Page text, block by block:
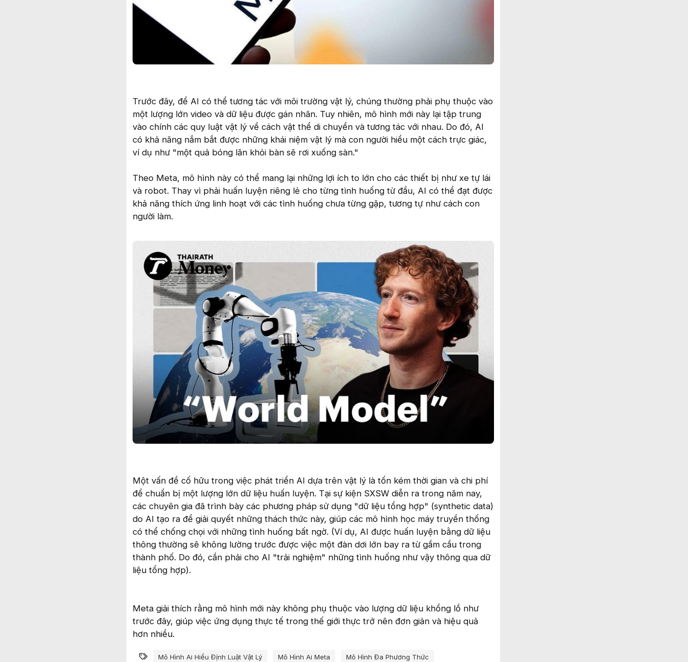
Trước đây, để AI có thể tương tác với môi trường vật lý, chúng thường phải phụ thuộc vào
một lượng lớn video và dữ liệu được gán nhãn. Tuy nhiên, mô hình mới này lại tập trung
vào chính các quy luật vật lý về cách vật thể di chuyển và tương tác với nhau. Do đó, AI
có khả năng nắm bắt được những khái niệm vật lý mà con người hiểu một cách trực giác,
ví dụ như "một quả bóng lăn khỏi bàn sẽ rơi xuống sàn."
Theo Meta, mô hình này có thể mang lại những lợi ích to lớn cho các thiết bị như xe tự lái
và robot. Thay vì phải huấn luyện riêng lẻ cho từng tình huống từ đầu, AI có thể đạt được
khả năng thích ứng linh hoạt với các tình huống chưa từng gặp, tương tự như cách con
người làm.
Một vấn đề cố hữu trong việc phát triển AI dựa trên vật lý là tốn kém thời gian và chi phí
để chuẩn bị một lượng lớn dữ liệu huấn luyện. Tại sự kiện SXSW diễn ra trong năm nay,
các chuyên gia đã trình bày các phương pháp sử dụng "dữ liệu tổng hợp" (synthetic data)
do AI tạo ra để giải quyết những thách thức này, giúp các mô hình học máy truyền thống
có thể chống chọi với những tình huống bất ngờ. (Ví dụ, AI được huấn luyện bằng dữ liệu
thông thường sẽ không lường trước được việc một đàn dơi lớn bay ra từ gầm cầu trong
thành phố. Do đó, cần phải cho AI "trải nghiệm" những tình huống như vậy thông qua dữ
liệu tổng hợp).
Meta giải thích rằng mô hình mới này không phụ thuộc vào lượng dữ liệu khổng lồ như
trước đây, giúp việc ứng dụng thực tế trong thế giới thực trở nên đơn giản và hiệu quả
hơn nhiều.
Từ khóa
Mô Hình Ai Hiểu Định Luật Vật Lý Mô Hình Ai Meta Mô Hình Đa Phương Thức